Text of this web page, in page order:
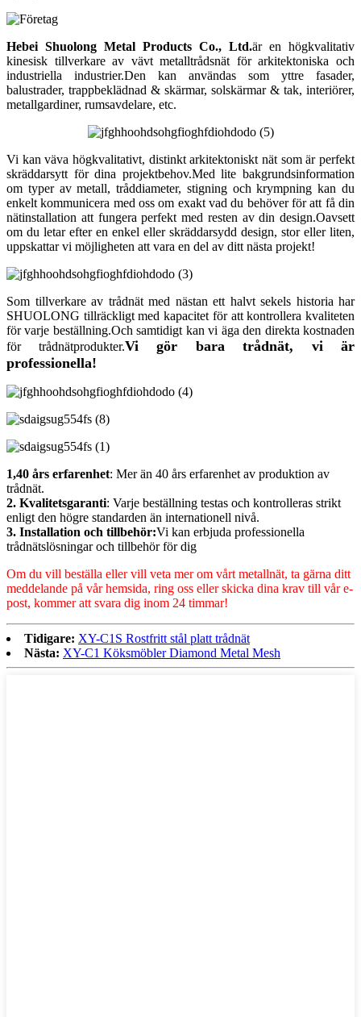
Hebei Shuolong Metal Products Co., Ltd.är en högkvalitativ
kinesisk tillverkare av vävt metalltrådsnät för arkitektoniska och
industriella industrier.Den kan användas som yttre fasader,
balustrader, trappbeklädnad & skärmar, solskärmar & tak, interiörer,
metallgardiner, rumsavdelare, etc.
Vi kan väva högkvalitativt, distinkt arkitektoniskt nät som är perfekt
skräddarsytt för dina projektbehov.Med lite bakgrundsinformation
om typer av metall, tråddiameter, stigning och krympning kan du
enkelt kommunicera med oss ​​om exakt vad du behöver för att få din
nätinstallation att fungera perfekt med resten av din design.Oavsett
om du letar efter en enkel eller skräddarsydd design, stor eller liten,
uppskattar vi möjligheten att vara en del av ditt nästa projekt!
Som tillverkare av trådnät med nästan ett halvt sekels historia har
SHUOLONG tillräckligt med kapacitet för att kontrollera kvaliteten
för varje beställning.Och samtidigt kan vi äga den direkta kostnaden
för trådnätprodukter.Vi gör bara trådnät, vi är
professionella!
1,40 års erfarenhet: Mer än 40 års erfarenhet av produktion av
trådnät.
2. Kvalitetsgaranti: Varje beställning testas och kontrolleras strikt
enligt den högre standarden än internationell nivå.
3. Installation och tillbehör:Vi kan erbjuda professionella
trådnätslösningar och tillbehör för dig
Om du vill beställa eller vill veta mer om vårt metallnät, ta gärna ditt
meddelande på vår hemsida, ring oss eller skicka dina krav till vår e-
post, kommer att svara dig inom 24 timmar!
Tidigare: XY-C1S Rostfritt stål platt trådnät
Nästa: XY-C1 Köksmöbler Diamond Metal Mesh